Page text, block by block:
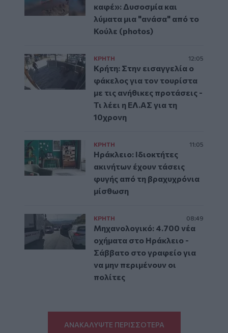
καφέ»: Δυσοσμία και
λύματα μια "ανάσα" από το
Κούλε (photos)
ΚΡΗΤΗ 12:05
Κρήτη: Στην εισαγγελία ο
φάκελος για τον τουρίστα
με τις ανήθικες προτάσεις -
Τι λέει η ΕΛ.ΑΣ για τη
10χρονη
ΚΡΗΤΗ 11:05
Ηράκλειο: Ιδιοκτήτες
ακινήτων έχουν τάσεις
φυγής από τη βραχυχρόνια
μίσθωση
ΚΡΗΤΗ 08:49
Μηχανολογικό: 4.700 νέα
οχήματα στο Ηράκλειο -
Σάββατο στο γραφείο για
να μην περιμένουν οι
πολίτες
ΑΝΑΚΑΛΥΨΤΕ ΠΕΡΙΣΣΟΤΕΡΑ